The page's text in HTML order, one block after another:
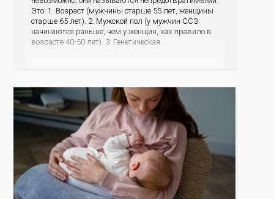
Это: 1. Возраст (мужчины старше 55 лет, женщины
старше 65 лет). 2. Мужской пол (у мужчин ССЗ
начинаются раньше, чем у женщин, как правило в
возрасте 40-50 лет). 3. Генетическая